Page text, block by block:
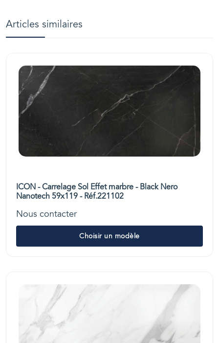
Articles similaires
ICON - Carrelage Sol Effet marbre - Black Nero
Nanotech 59x119 - Réf.221102
Nous contacter
Choisir un modèle